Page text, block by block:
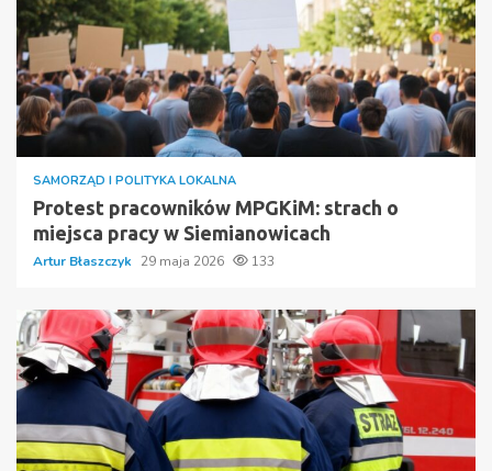
SAMORZĄD I POLITYKA LOKALNA
Protest pracowników MPGKiM: strach o
miejsca pracy w Siemianowicach
Artur Błaszczyk 29 maja 2026 133